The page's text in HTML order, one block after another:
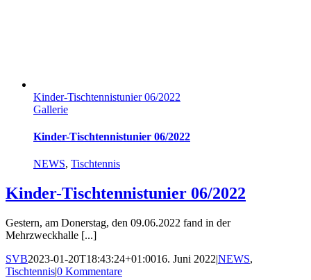
Kinder-Tischtennistunier 06/2022
Gallerie
Kinder-Tischtennistunier 06/2022
NEWS, Tischtennis
Kinder-Tischtennistunier 06/2022
Gestern, am Donerstag, den 09.06.2022 fand in der
Mehrzweckhalle [...]
SVB2023-01-20T18:43:24+01:0016. Juni 2022|NEWS,
Tischtennis|0 Kommentare